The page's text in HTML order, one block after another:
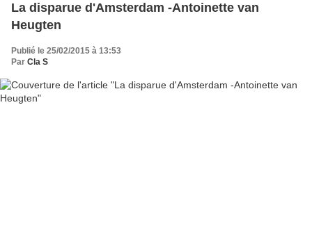
La disparue d'Amsterdam -Antoinette van
Heugten
Publié le 25/02/2015 à 13:53
Par Cla S